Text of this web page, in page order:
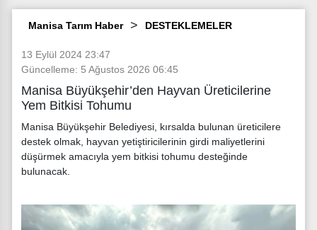
Manisa Tarım Haber DESTEKLEMELER
13 Eylül 2024 23:47
Güncelleme: 5 Ağustos 2026 06:45
Manisa Büyükşehir’den Hayvan Üreticilerine
Yem Bitkisi Tohumu
Manisa Büyükşehir Belediyesi, kırsalda bulunan üreticilere
destek olmak, hayvan yetiştiricilerinin girdi maliyetlerini
düşürmek amacıyla yem bitkisi tohumu desteğinde
bulunacak.